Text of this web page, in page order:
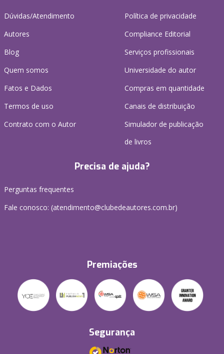
Dúvidas/Atendimento
Autores
Blog
Quem somos
Fatos e Dados
Termos de uso
Contrato com o Autor
Política de privacidade
Compliance Editorial
Serviços profissionais
Universidade do autor
Compras em quantidade
Canais de distribuição
Simulador de publicação
de livros
Precisa de ajuda?
Perguntas frequentes
Fale conosco: (atendimento@clubedeautores.com.br)
Premiações
Segurança